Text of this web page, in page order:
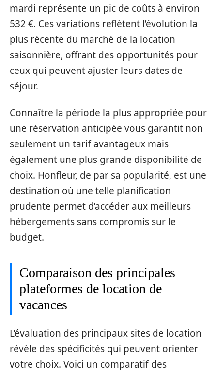
mardi représente un pic de coûts à environ
532 €. Ces variations reflètent l’évolution la
plus récente du marché de la location
saisonnière, offrant des opportunités pour
ceux qui peuvent ajuster leurs dates de
séjour.
Connaître la période la plus appropriée pour
une réservation anticipée vous garantit non
seulement un tarif avantageux mais
également une plus grande disponibilité de
choix. Honfleur, de par sa popularité, est une
destination où une telle planification
prudente permet d’accéder aux meilleurs
hébergements sans compromis sur le
budget.
Comparaison des principales
plateformes de location de
vacances
L’évaluation des principaux sites de location
révèle des spécificités qui peuvent orienter
votre choix. Voici un comparatif des